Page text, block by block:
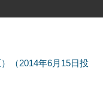
（2014年6月15日投